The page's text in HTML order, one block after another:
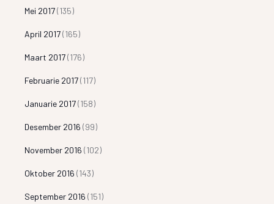
Mei 2017(135)
April 2017(165)
Maart 2017(176)
Februarie 2017(117)
Januarie 2017(158)
Desember 2016 (99)
November 2016 (102)
Oktober 2016 (143)
September 2016 (151)